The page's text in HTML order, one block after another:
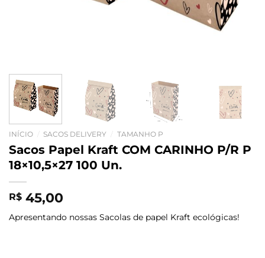
INÍCIO SACOS DELIVERY TAMANHO P
Sacos Papel Kraft COM CARINHO P/R P
18×10,5×27 100 Un.
R$ 45,00
Apresentando nossas Sacolas de papel Kraft ecológicas!